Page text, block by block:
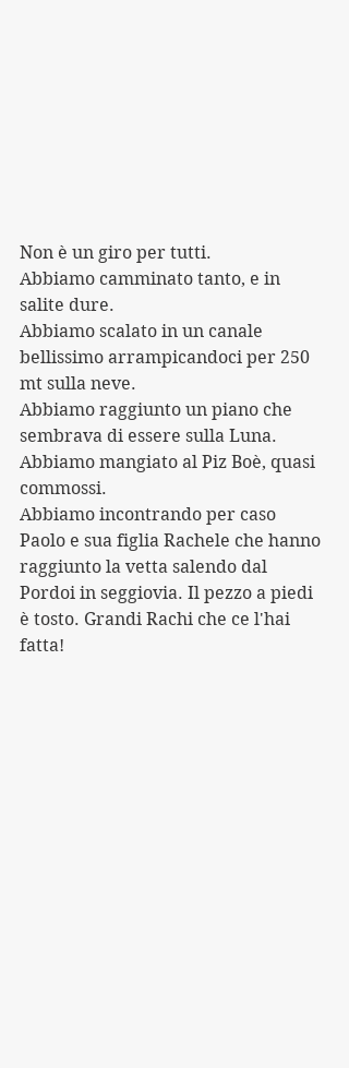
Non è un giro per tutti.
Abbiamo camminato tanto, e in
salite dure.
Abbiamo scalato in un canale
bellissimo arrampicandoci per 250
mt sulla neve.
Abbiamo raggiunto un piano che
sembrava di essere sulla Luna.
Abbiamo mangiato al Piz Boè, quasi
commossi.
Abbiamo incontrando per caso
Paolo e sua figlia Rachele che hanno
raggiunto la vetta salendo dal
Pordoi in seggiovia. Il pezzo a piedi
è tosto. Grandi Rachi che ce l'hai
fatta!